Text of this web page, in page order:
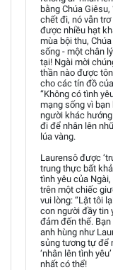
bằng Chúa
chết đi, nó vẫn
được nhiều hạt
mùa bội thu,
sống - một chân
tại! Ngài mời
thần nào được
cho các tín đồ
“Không có tình
mạng sống vì
người khác
đi để nhân lên
lúa vàng.
Laurensô được
trung thực bất
tình yêu của
trên một chiếc
vui lòng: “Lật tôi
con người đầy tin
đảm đến thế.
anh hùng như
sủng tương tự để
‘nhân lên tình
nhất có thể!